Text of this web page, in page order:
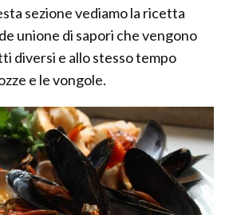
sezione vediamo la ricetta
unione di sapori che vengono
diversi e allo stesso tempo
e le vongole.